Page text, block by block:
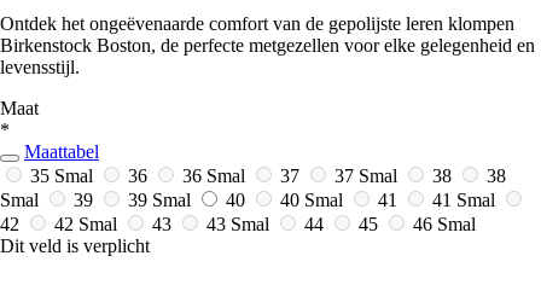
Ontdek het ongeëvenaarde comfort van de gepolijste leren klompen
Birkenstock Boston, de perfecte metgezellen voor elke gelegenheid en
levensstijl.
Maat
*
Maattabel
35 Smal
36 36 Smal 37 37 Smal 38
38
Smal
39 39 Smal 40 40 Smal 41
41 Smal
42
42 Smal 43 43 Smal 44 45
46 Smal
Dit veld is verplicht